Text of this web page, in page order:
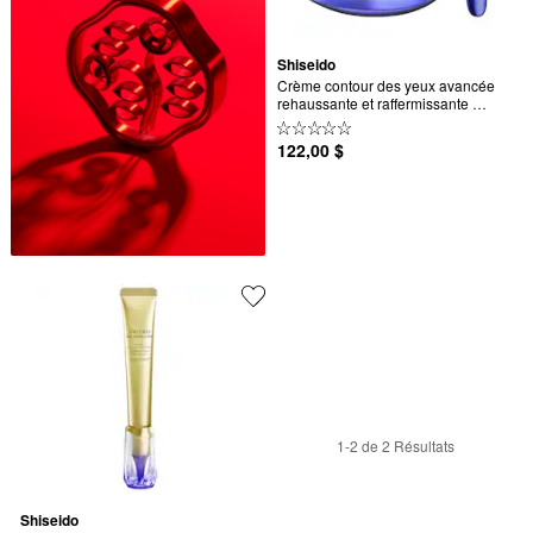
Shiseido
Crème contour des yeux avancée
rehaussante et raffermissante
Vital Perfection
122,00 $
Shiseido
1-2 de 2 Résultats